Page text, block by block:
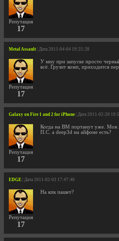
Репутация
17
Metal Assault | Дата 2011-04-04 19:25:28
Репутация
17
У мну при запуске просто
всё. Грузит комп, приходится
Galaxy on Fire 1 and 2 for iPhone | Дата 2011-02-20
Репутация
17
Когда на ВМ портанут уже. Моя
П.С. а deep3d на айфоне есть?
EDGE | Дата 2011-02-03 17:47:40
Репутация
17
На кпк пашет?